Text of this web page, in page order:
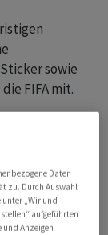
sowie
FIFA mit.
einer 60-
Jahre
Daten
zu. Durch Auswahl
„Wir und
aufgeführten
Anzeigen